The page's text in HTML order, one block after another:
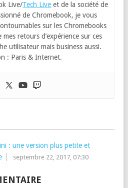
Live/Tech Live et de la société de
de Chromebook, je vous
sur les Chromebooks
retours d’expérience sur ces
utilisateur mais business aussi.
: Paris & Internet.
: une version plus petite et
septembre 22, 2017, 07:30